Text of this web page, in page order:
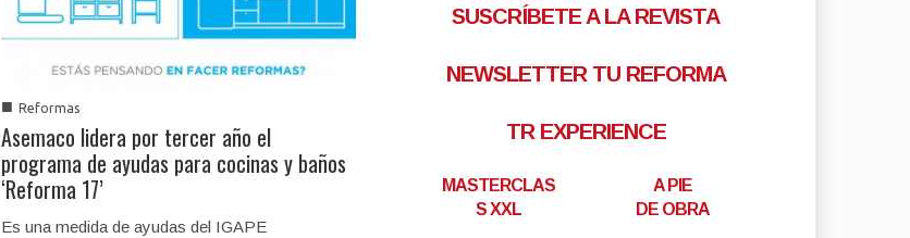
■ Reformas
Asemaco lidera por tercer año el
programa de ayudas para cocinas y baños
‘Reforma 17’
Es una medida de ayudas del IGAPE
SUSCRÍBETE A LA REVISTA
NEWSLETTER TU REFORMA
TR EXPERIENCE
MASTERCLAS
S XXL
A PIE
DE OBRA